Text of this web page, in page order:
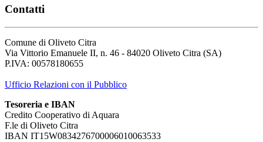
Contatti
Comune di Oliveto Citra
Via Vittorio Emanuele II, n. 46 - 84020 Oliveto Citra (SA)
P.IVA: 00578180655
Ufficio Relazioni con il Pubblico
Tesoreria e IBAN
Credito Cooperativo di Aquara
F.le di Oliveto Citra
IBAN IT15W0834276700006010063533